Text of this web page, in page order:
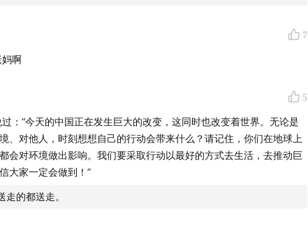
行动家：改变一生的决定
栖息地破坏与种群萎缩
的福利而奔走
还需要使用实验动物？
留给世界的四个希望
7
妈啊
5
过：“今天的中国正在发生巨大的改变，这同时也改变着世界。无论是
、对他人，时刻想想自己的行动会带来什么？请记住，你们在地球上
会对环境做出影响。我们要采取行动以最好的方式去生活，去推动巨
大家一定会做到！”
走的都送走。